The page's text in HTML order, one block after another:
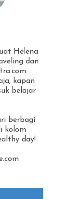
Helena
dan
kapan
belajar
berbagi
kolom
day!